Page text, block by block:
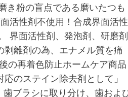
き粉の盲点である磨いたつも
活性剤不使用！合成界面活性
界面活性剤、発泡剤、研磨剤
離剤の為、エナメル質を痛
の再着色防止ホームケア商品
のステイン除去剤として」
ブラシに取り分け、歯およ